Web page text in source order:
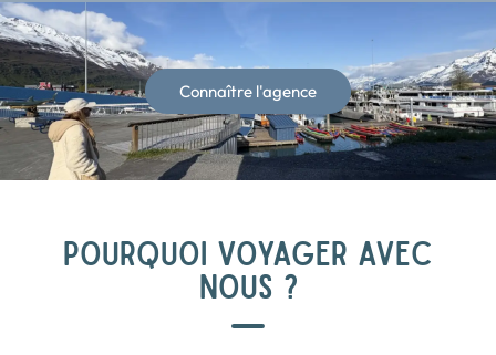
Connaître l'agence
POURQUOI VOYAGER AVEC
NOUS ?